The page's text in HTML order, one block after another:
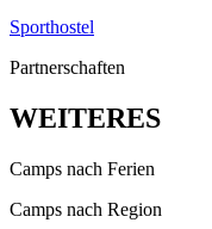
Sporthostel
Partnerschaften
WEITERES
Camps nach Ferien
Camps nach Region